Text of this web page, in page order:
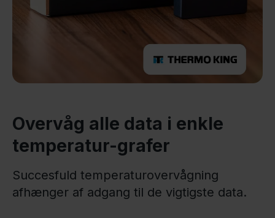
Overvåg alle data i enkle
temperatur-grafer
Succesfuld temperaturovervågning
afhænger af adgang til de vigtigste data.